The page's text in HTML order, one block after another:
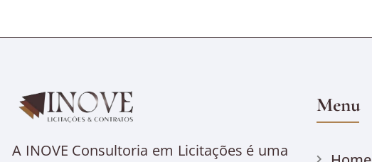
A INOVE Consultoria em Licitações é uma
Menu